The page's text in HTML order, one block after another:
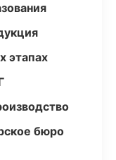
этапах
бюро